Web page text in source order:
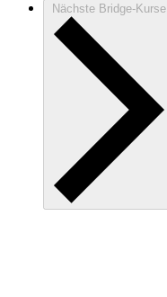
Nächste Bridge-Kurse